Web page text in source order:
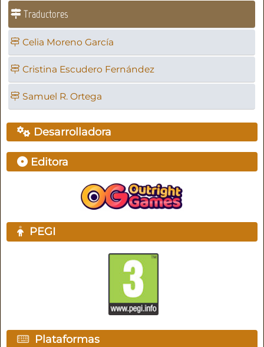
Traductores
Celia Moreno García
Cristina Escudero Fernández
Samuel R. Ortega
Desarrolladora
Editora
PEGI
Plataformas